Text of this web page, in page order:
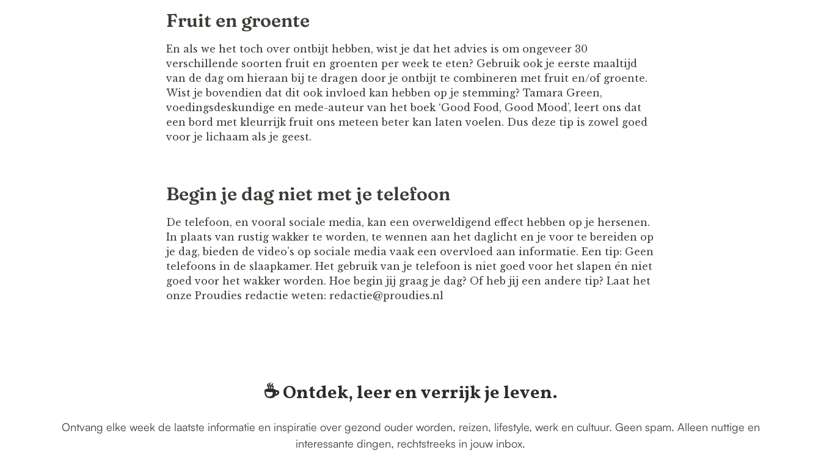
Fruit en groente
En als we het toch over ontbijt hebben, wist je dat het advies is om ongeveer 30
verschillende soorten fruit en groenten per week te eten? Gebruik ook je eerste maaltijd
van de dag om hieraan bij te dragen door je ontbijt te combineren met fruit en/of groente.
Wist je bovendien dat dit ook invloed kan hebben op je stemming? Tamara Green,
voedingsdeskundige en mede-auteur van het boek ‘Good Food, Good Mood’, leert ons dat
een bord met kleurrijk fruit ons meteen beter kan laten voelen. Dus deze tip is zowel goed
voor je lichaam als je geest.
Begin je dag niet met je telefoon
De telefoon, en vooral sociale media, kan een overweldigend effect hebben op je hersenen.
In plaats van rustig wakker te worden, te wennen aan het daglicht en je voor te bereiden op
je dag, bieden de video’s op sociale media vaak een overvloed aan informatie. Een tip: Geen
telefoons in de slaapkamer. Het gebruik van je telefoon is niet goed voor het slapen én niet
goed voor het wakker worden. Hoe begin jij graag je dag? Of heb jij een andere tip? Laat het
onze Proudies redactie weten: redactie@proudies.nl
☕️ Ontdek, leer en verrijk je leven.
Ontvang elke week de laatste informatie en inspiratie over gezond ouder worden, reizen, lifestyle, werk en cultuur. Geen spam. Alleen nuttige en
interessante dingen, rechtstreeks in jouw inbox.